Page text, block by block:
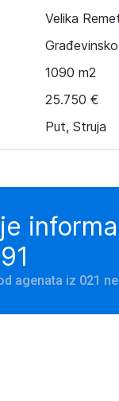
Velika
1090 m2
25.750 €
Put, Struja
agenata iz 021